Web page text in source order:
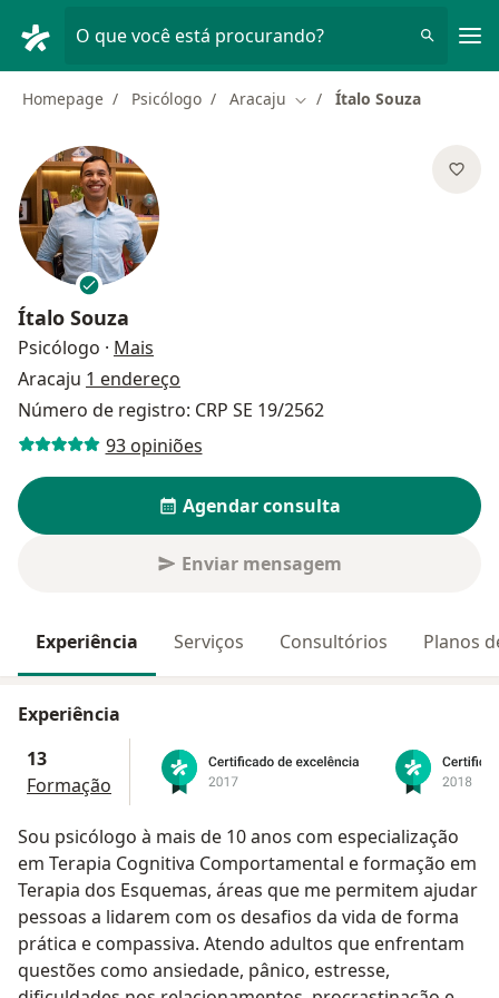
O que você está procurando?
Homepage Psicólogo Aracaju Mudar de cidade
Ítalo Souza
Ítalo Souza
Psicólogo · Mais
Aracaju 1 endereço
Número de registro: CRP SE 19/2562
93 opiniões
Agendar consulta
Enviar mensagem
Experiência Serviços Consultórios Planos
Experiência
13
Formação
Sou psicólogo à mais de 10 anos com especialização
em Terapia Cognitiva Comportamental e formação em
Terapia dos Esquemas, áreas que me permitem ajudar
pessoas a lidarem com os desafios da vida de forma
prática e compassiva. Atendo adultos que enfrentam
questões como ansiedade, pânico, estresse,